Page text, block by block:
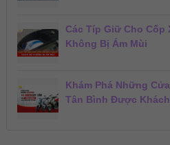
Các Típ Giữ Cho Cốp
Không Bị Ám Mùi
Khám Phá Những
Tân Bình Được